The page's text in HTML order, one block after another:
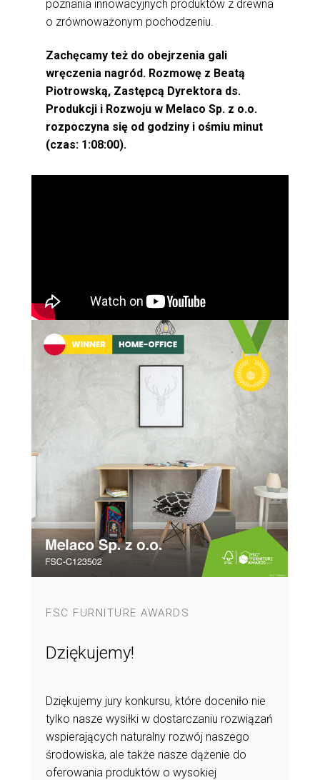
poznania innowacyjnych produktów z drewna
o zrównoważonym pochodzeniu.
Zachęcamy też do obejrzenia gali
wręczenia nagród. Rozmowę z Beatą
Piotrowską, Zastępcą Dyrektora ds.
Produkcji i Rozwoju w Melaco Sp. z o.o.
rozpoczyna się od godziny i ośmiu minut
(czas: 1:08:00).
FSC FURNITURE AWARDS
Dziękujemy!
Dziękujemy jury konkursu, które doceniło nie
tylko nasze wysiłki w dostarczaniu rozwiązań
wspierających naturalny rozwój naszego
środowiska, ale także nasze dążenie do
oferowania produktów o wysokiej